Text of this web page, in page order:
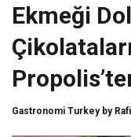
Ekmeği
Gastronomi Turkey by